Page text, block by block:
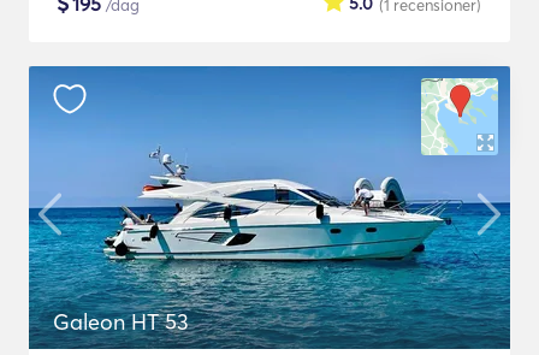
/dag (1 recensioner)
Galeon HT 53